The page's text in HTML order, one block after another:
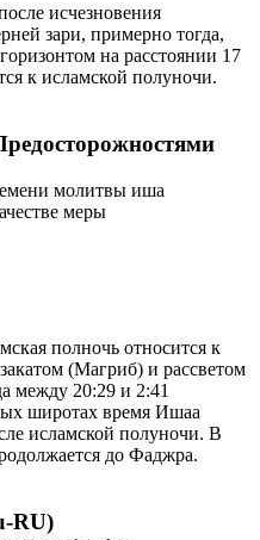
исчезновения
зари, примерно тогда,
на расстоянии 17
к исламской полуночи.
молитвы иша
меры
полночь относится к
(Магриб) и рассветом
между 20:29 и 2:41
широтах время Ишаа
исламской полуночи. В
до Фаджра.
RU)